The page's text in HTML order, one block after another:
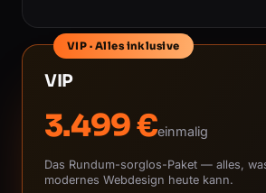
VIP · Alles inklusive
VIP
3.499 €einmalig
Das Rundum-sorglos-Paket — alles,
modernes Webdesign heute kann.